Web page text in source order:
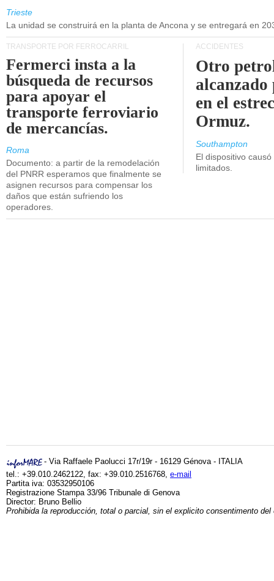
Trieste
La unidad se construirá en la planta de Ancona y se entregará en
TRANSPORTE POR FERROCARRIL
Fermerci insta a la
búsqueda de recursos
para apoyar el
transporte ferroviario
de mercancías.
Roma
Documento: a partir de la remodelación
del PNRR esperamos que finalmente se
asignen recursos para compensar los
daños que están sufriendo los
operadores.
ACCIDENTES
Otro
en el
Ormuz.
Southampton
El dispositivo
limitados.
- Via Raffaele Paolucci 17r/19r - 16129 Génova - ITALIA
tel.: +39.010.2462122, fax: +39.010.2516768, e-mail
Partita iva: 03532950106
Registrazione Stampa 33/96 Tribunale di Genova
Director: Bruno Bellio
Prohibida la reproducción, total o parcial, sin el explicito consentimento del